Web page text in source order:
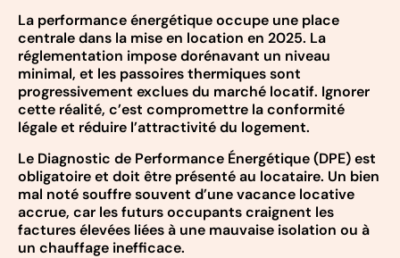
La performance énergétique occupe une place
centrale dans la mise en location en 2025. La
réglementation impose dorénavant un niveau
minimal, et les passoires thermiques sont
progressivement exclues du marché locatif. Ignorer
cette réalité, c’est compromettre la conformité
légale et réduire l’attractivité du logement.
Le Diagnostic de Performance Énergétique (DPE) est
obligatoire et doit être présenté au locataire. Un bien
mal noté souffre souvent d’une vacance locative
accrue, car les futurs occupants craignent les
factures élevées liées à une mauvaise isolation ou à
un chauffage inefficace.